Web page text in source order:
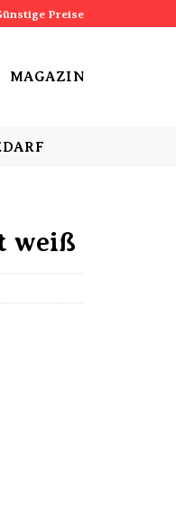
Preise
MAGAZIN
weiß